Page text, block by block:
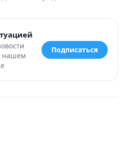
нашем
Подписаться